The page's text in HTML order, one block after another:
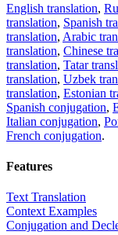
English translation,
translation, Spanish
translation, Arabic
translation, Chinese
translation, Tatar
translation, Uzbek
translation, Estonian
Spanish conjugation,
Italian conjugation,
French conjugation.
Features
Text Translation
Context Examples
Conjugation and